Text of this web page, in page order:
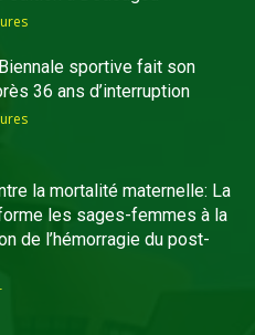
sportive fait son
36 ans d’interruption
la mortalité maternelle: La
les sages-femmes à la
de l’hémorragie du post-